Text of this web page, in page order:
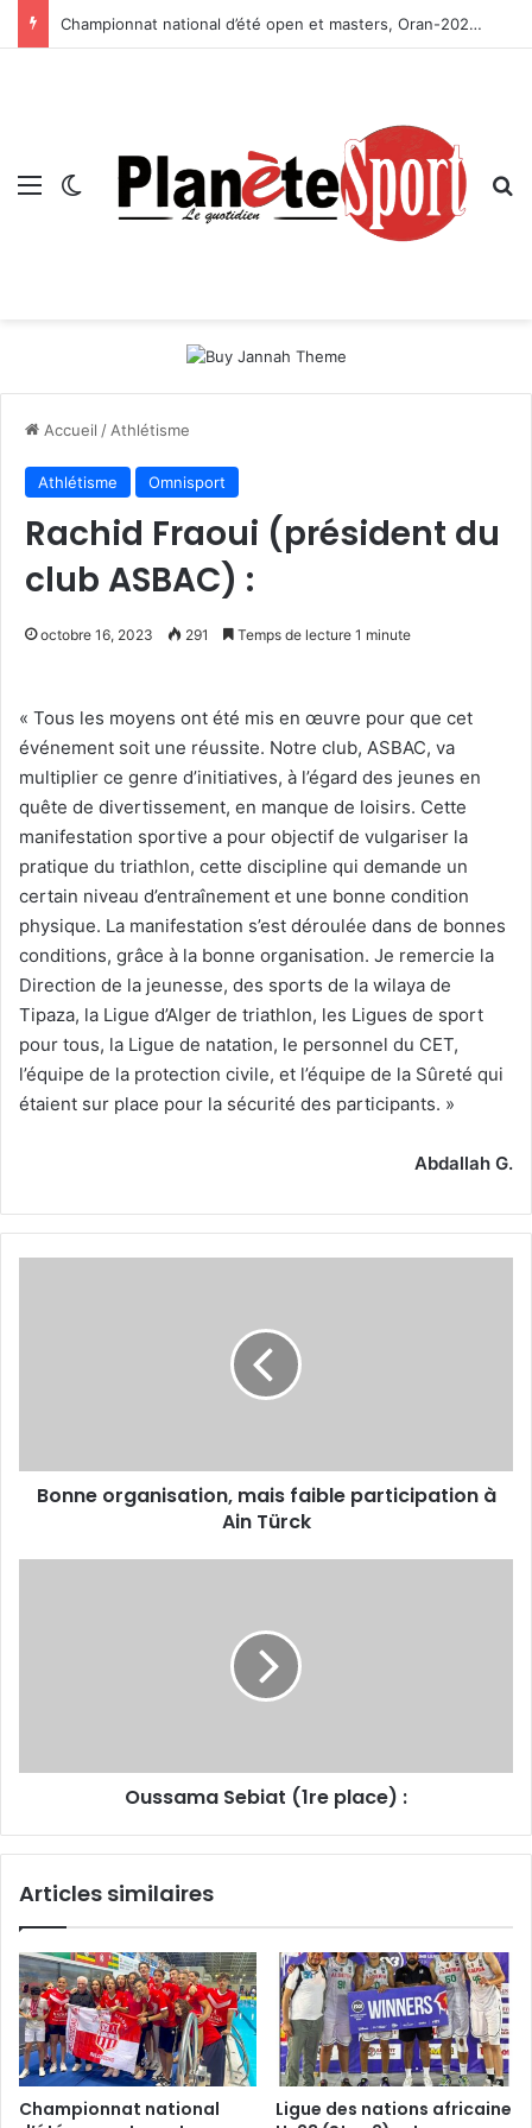
Championnat national d’été open et masters, Oran-2026 — Le CRB s’adjuge le titre
Menu Switch skin
Accueil / Athlétisme
Athlétisme Omnisport
Rachid Fraoui (président du
club ASBAC) :
octobre 16, 2023 291 Temps de lecture 1 minute
« Tous les moyens ont été mis en œuvre pour que cet
événement soit une réussite. Notre club, ASBAC, va
multiplier ce genre d’initiatives, à l’égard des jeunes en
quête de divertissement, en manque de loisirs. Cette
manifestation sportive a pour objectif de vulgariser la
pratique du triathlon, cette discipline qui demande un
certain niveau d’entraînement et une bonne condition
physique. La manifestation s’est déroulée dans de bonnes
conditions, grâce à la bonne organisation. Je remercie la
Direction de la jeunesse, des sports de la wilaya de
Tipaza, la Ligue d’Alger de triathlon, les Ligues de sport
pour tous, la Ligue de natation, le personnel du CET,
l’équipe de la protection civile, et l’équipe de la Sûreté qui
étaient sur place pour la sécurité des participants. »
Abdallah G.
Bonne organisation, mais faible participation à
Ain Türck
Oussama Sebiat (1re place) :
Articles similaires
Championnat national
Ligue des nations africaine